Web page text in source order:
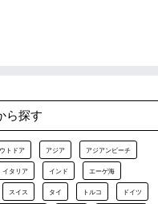
ら探す
トドア アジア アジアンビーチ
イタリア インド エーゲ海
スイス タイ トルコ ドイツ